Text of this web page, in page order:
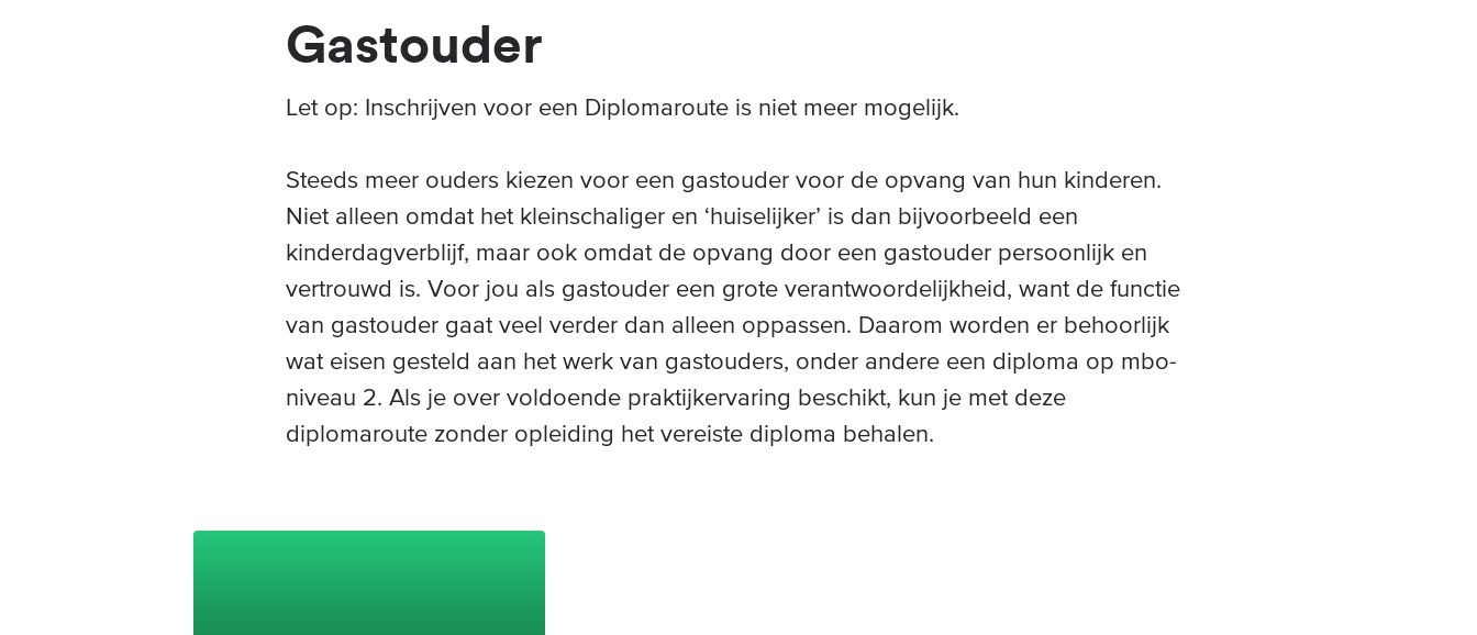
Gastouder
Let op: Inschrijven voor een Diplomaroute is niet meer mogelijk.
Steeds meer ouders kiezen voor een gastouder voor de opvang van hun kinderen.
Niet alleen omdat het kleinschaliger en ‘huiselijker’ is dan bijvoorbeeld een
kinderdagverblijf, maar ook omdat de opvang door een gastouder persoonlijk en
vertrouwd is. Voor jou als gastouder een grote verantwoordelijkheid, want de functie
van gastouder gaat veel verder dan alleen oppassen. Daarom worden er behoorlijk
wat eisen gesteld aan het werk van gastouders, onder andere een diploma op mbo-
niveau 2. Als je over voldoende praktijkervaring beschikt, kun je met deze
diplomaroute zonder opleiding het vereiste diploma behalen.